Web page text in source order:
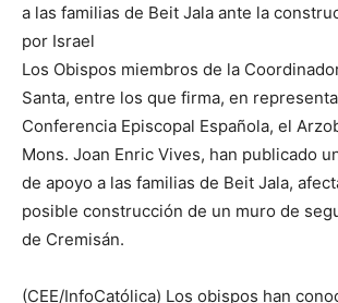
a las familias de Beit Jala ante la
por Israel
Los Obispos miembros de la
Santa, entre los que firma, en
Conferencia Episcopal Española, el
Mons. Joan Enric Vives, han publicado
de apoyo a las familias de Beit Jala,
posible construcción de un muro de
de Cremisán.
(CEE/InfoCatólica) Los obispos han